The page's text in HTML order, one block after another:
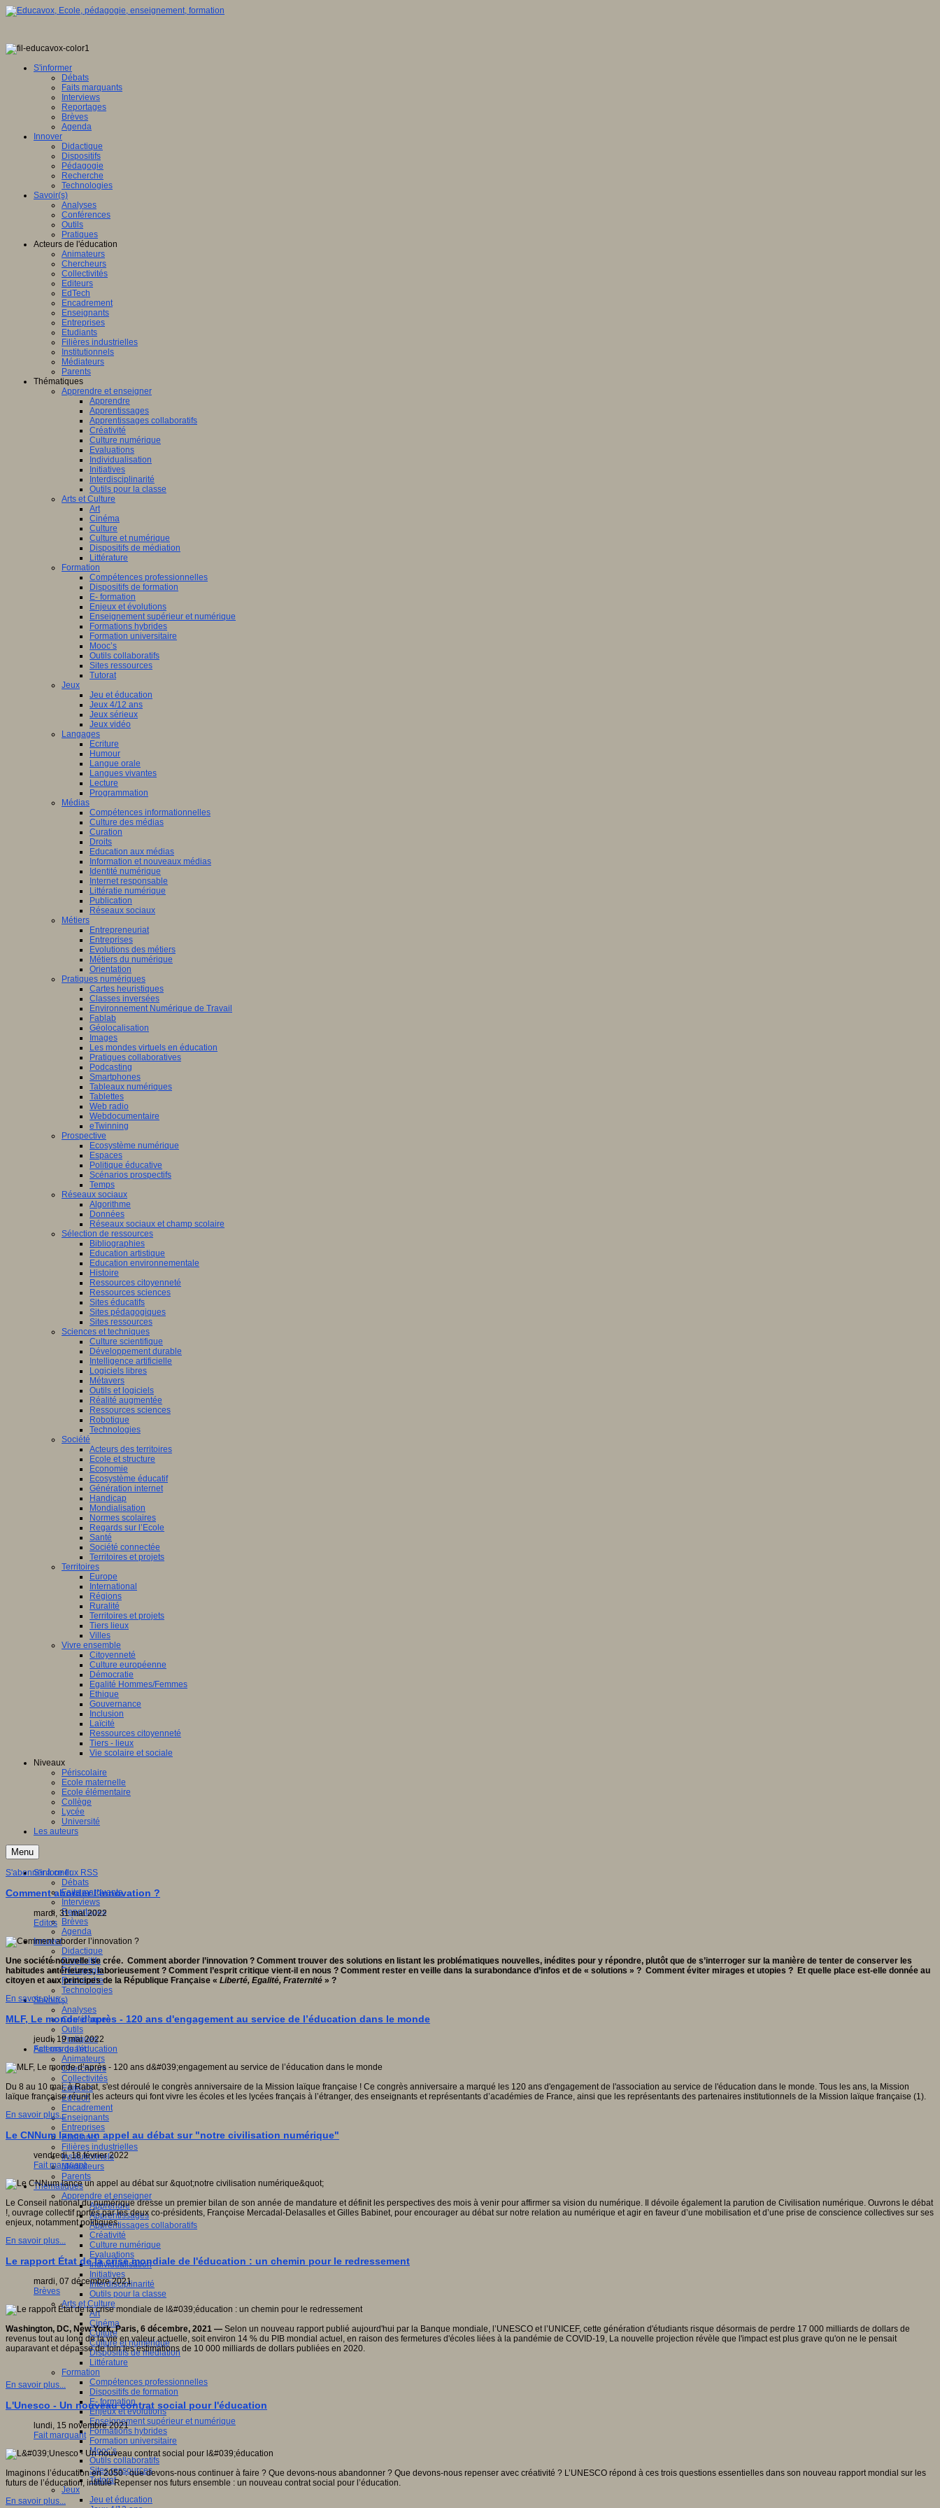
S'informer
Débats
Faits marquants
Interviews
Reportages
Brèves
Agenda
Innover
Didactique
Dispositifs
Pédagogie
Recherche
Technologies
Savoir(s)
Analyses
Conférences
Outils
Pratiques
Acteurs de l'éducation
Animateurs
Chercheurs
Collectivités
Editeurs
EdTech
Encadrement
Enseignants
Entreprises
Etudiants
Filières industrielles
Institutionnels
Médiateurs
Parents
Thématiques
Apprendre et enseigner
Apprendre
Apprentissages
Apprentissages collaboratifs
Créativité
Culture numérique
Evaluations
Individualisation
Initiatives
Interdisciplinarité
Outils pour la classe
Arts et Culture
Art
Cinéma
Culture
Culture et numérique
Dispositifs de médiation
Littérature
Formation
Compétences professionnelles
Dispositifs de formation
E- formation
Enjeux et évolutions
Enseignement supérieur et numérique
Formations hybrides
Formation universitaire
Mooc’s
Outils collaboratifs
Sites ressources
Tutorat
Jeux
Jeu et éducation
Jeux 4/12 ans
Jeux sérieux
Jeux vidéo
Langages
Ecriture
Humour
Langue orale
Langues vivantes
Lecture
Programmation
Médias
Compétences informationnelles
Culture des médias
Curation
Droits
Education aux médias
Information et nouveaux médias
Identité numérique
Internet responsable
Littératie numérique
Publication
Réseaux sociaux
Métiers
Entrepreneuriat
Entreprises
Evolutions des métiers
Métiers du numérique
Orientation
Pratiques numériques
Cartes heuristiques
Classes inversées
Environnement Numérique de Travail
Fablab
Géolocalisation
Images
Les mondes virtuels en éducation
Pratiques collaboratives
Podcasting
Smartphones
Tableaux numériques
Tablettes
Web radio
Webdocumentaire
eTwinning
Prospective
Ecosystème numérique
Espaces
Politique éducative
Scénarios prospectifs
Temps
Réseaux sociaux
Algorithme
Données
Réseaux sociaux et champ scolaire
Sélection de ressources
Bibliographies
Education artistique
Education environnementale
Histoire
Ressources citoyenneté
Ressources sciences
Sites éducatifs
Sites pédagogiques
Sites ressources
Sciences et techniques
Culture scientifique
Développement durable
Intelligence artificielle
Logiciels libres
Métavers
Outils et logiciels
Réalité augmentée
Ressources sciences
Robotique
Technologies
Société
Acteurs des territoires
Ecole et structure
Economie
Ecosystème éducatif
Génération internet
Handicap
Mondialisation
Normes scolaires
Regards sur l’Ecole
Santé
Société connectée
Territoires et projets
Territoires
Europe
International
Régions
Ruralité
Territoires et projets
Tiers lieux
Villes
Vivre ensemble
Citoyenneté
Culture européenne
Démocratie
Egalité Hommes/Femmes
Ethique
Gouvernance
Inclusion
Laïcité
Ressources citoyenneté
Tiers - lieux
Vie scolaire et sociale
Niveaux
Périscolaire
Ecole maternelle
Ecole élémentaire
Collège
Lycée
Université
Les auteurs
Menu
S'informer
Débats
Faits marquants
Interviews
Reportages
Brèves
Agenda
Innover
Didactique
Dispositifs
Pédagogie
Recherche
Technologies
Savoir(s)
Analyses
Conférences
Outils
Pratiques
Acteurs de l'éducation
Animateurs
Chercheurs
Collectivités
Editeurs
EdTech
Encadrement
Enseignants
Entreprises
Etudiants
Filières industrielles
Institutionnels
Médiateurs
Parents
Thématiques
Apprendre et enseigner
Apprendre
Apprentissages
Apprentissages collaboratifs
Créativité
Culture numérique
Evaluations
Individualisation
Initiatives
Interdisciplinarité
Outils pour la classe
Arts et Culture
Art
Cinéma
Culture
Culture et numérique
Dispositifs de médiation
Littérature
Formation
Compétences professionnelles
Dispositifs de formation
E- formation
Enjeux et évolutions
Enseignement supérieur et numérique
Formations hybrides
Formation universitaire
Mooc’s
Outils collaboratifs
Sites ressources
Tutorat
Jeux
Jeu et éducation
S'abonner à ce flux RSS
Comment aborder l’innovation ?
mardi, 31 mai 2022
Editos
Une société nouvelle se crée. Comment aborder l’innovation ? Comment trouver des solutions en listant les problématiques nouvelles, inédites pour y répondre, plutôt que de s’interroger sur la manière de tenter de conserver les
habitudes antérieures, laborieusement ? Comment l’esprit critique vient-il en nous ? Comment rester en veille dans la surabondance d’infos et de « solutions » ? Comment éviter mirages et utopies ? Et quelle place est-elle donnée au
citoyen et aux principes de la République Française « Liberté, Egalité, Fraternité » ?
En savoir plus...
MLF, Le monde d’après - 120 ans d'engagement au service de l’éducation dans le monde
jeudi, 19 mai 2022
Fait marquant
Du 8 au 10 mai, à Rabat, s'est déroulé le congrès anniversaire de la Mission laïque française ! Ce congrès anniversaire a marqué les 120 ans d'engagement de l'association au service de l'éducation dans le monde. Tous les ans, la Mission
laïque française réunit les acteurs qui font vivre les écoles et les lycées français à l’étranger, des enseignants et représentants d’académies de France, ainsi que les représentants des partenaires institutionnels de la Mission laïque française (1).
En savoir plus...
Le CNNum lance un appel au débat sur "notre civilisation numérique"
vendredi, 18 février 2022
Fait marquant
Le Conseil national du numérique dresse un premier bilan de son année de mandature et définit les perspectives des mois à venir pour affirmer sa vision du numérique. Il dévoile également la parution de Civilisation numérique. Ouvrons le débat
!, ouvrage collectif portés par les deux co-présidents, Françoise Mercadal-Delasalles et Gilles Babinet, pour encourager au débat sur notre relation au numérique et agir en faveur d’une mobilisation et d’une prise de conscience collectives sur ses
enjeux, notamment politiques.
En savoir plus...
Le rapport État de la crise mondiale de l'éducation : un chemin pour le redressement
mardi, 07 décembre 2021
Brèves
Washington, DC, New York, Paris, 6 décembre, 2021 — Selon un nouveau rapport publié aujourd'hui par la Banque mondiale, l’UNESCO et l’UNICEF, cette génération d'étudiants risque désormais de perdre 17 000 milliards de dollars de
revenus tout au long de la vie en valeur actuelle, soit environ 14 % du PIB mondial actuel, en raison des fermetures d'écoles liées à la pandémie de COVID-19, La nouvelle projection révèle que l'impact est plus grave qu'on ne le pensait
auparavant et dépasse de loin les estimations de 10 000 milliards de dollars publiées en 2020.
En savoir plus...
L'Unesco - Un nouveau contrat social pour l'éducation
lundi, 15 novembre 2021
Fait marquant
Imaginons l’éducation en 2050 : que devons-nous continuer à faire ? Que devons-nous abandonner ? Que devons-nous repenser avec créativité ? L’UNESCO répond à ces trois questions essentielles dans son nouveau rapport mondial sur les
futurs de l’éducation, intitulé Repenser nos futurs ensemble : un nouveau contrat social pour l’éducation.
En savoir plus...